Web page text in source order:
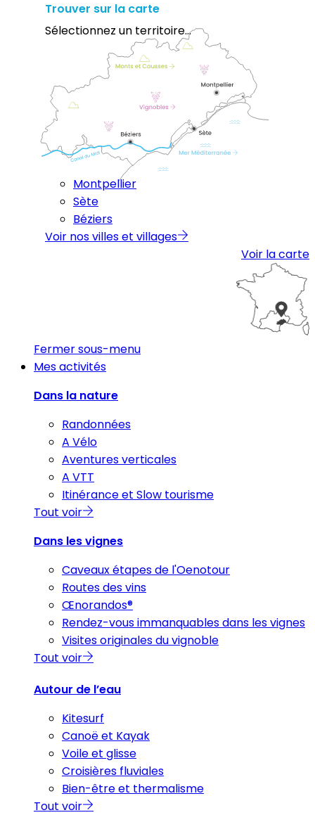
Trouver sur la carte
Sélectionnez un territoire...
Montpellier
Sète
Béziers
Voir nos villes et villages
Voir la carte
Fermer sous-menu
Mes activités
Dans la nature
Randonnées
A Vélo
Aventures verticales
A VTT
Itinérance et Slow tourisme
Tout voir
Dans les vignes
Caveaux étapes de l'Oenotour
Routes des vins
Œnorandos®
Rendez-vous immanquables dans les vignes
Visites originales du vignoble
Tout voir
Autour de l’eau
Kitesurf
Canoë et Kayak
Voile et glisse
Croisières fluviales
Bien-être et thermalisme
Tout voir